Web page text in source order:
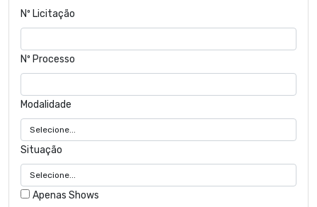
Nº Licitação
Nº Processo
Modalidade
Situação
Apenas Shows